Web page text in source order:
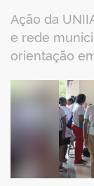
Ação da UNIIAL reúne profissionais, acadêmicos
e rede
orientação